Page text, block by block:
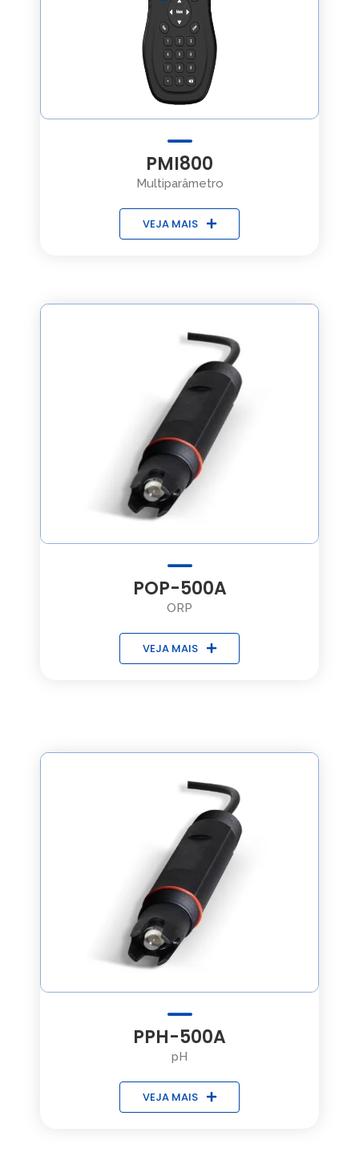
PMI800
Multiparâmetro
VEJA MAIS
POP-500A
ORP
VEJA MAIS
PPH-500A
pH
VEJA MAIS